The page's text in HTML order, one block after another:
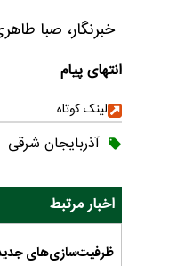
خبرنگار، صبا
انتهای پیام
لینک کوتاه
آذربایجان شرقی
اخبار مرتبط
ظرفیت‌سازی‌های جدید